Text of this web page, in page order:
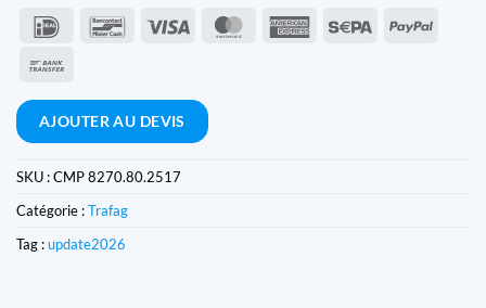
IDeal BancontactVisa MasterCardAmerican Sepa
PayPal
AJOUTER AU DEVIS
SKU :CMP 8270.80.2517
Catégorie :Trafag
Tag :update2026